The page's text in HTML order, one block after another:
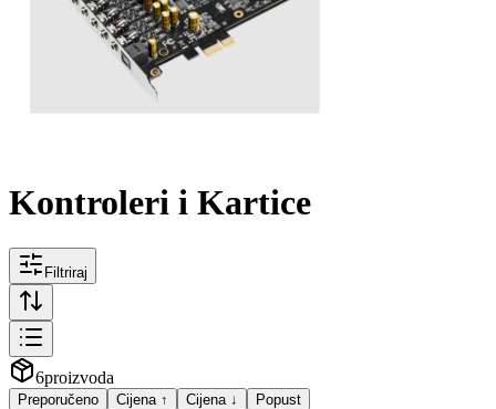
Kontroleri i Kartice
Filtriraj
6proizvoda
Preporučeno Cijena ↑ Cijena ↓ Popust